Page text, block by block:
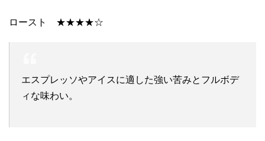
ロースト ★★★★☆
エスプレッソやアイスに適した強い苦みとフルボデ
ィな味わい。